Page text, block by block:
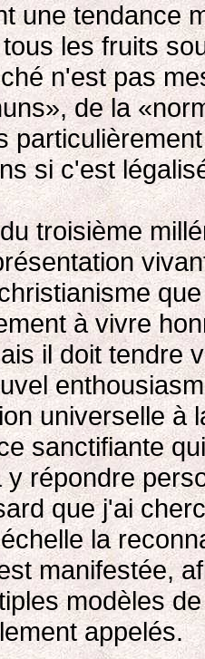
une tendance
les fruits
n'est pas
de la
si c'est
troisième
à vivre
il doit tendre
universelle à
sanctifiante
répondre
que j'ai
la
manifestée,
modèles
appelés.